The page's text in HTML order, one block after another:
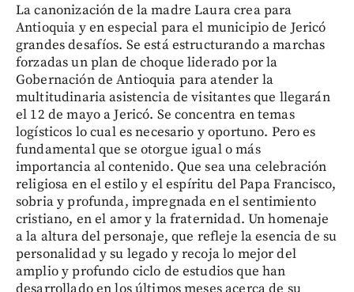
La canonización de la madre Laura crea para
Antioquia y en especial para el municipio de Jericó
grandes desafíos. Se está estructurando a marchas
forzadas un plan de choque liderado por la
Gobernación de Antioquia para atender la
multitudinaria asistencia de visitantes que llegarán
el 12 de mayo a Jericó. Se concentra en temas
logísticos lo cual es necesario y oportuno. Pero es
fundamental que se otorgue igual o más
importancia al contenido. Que sea una celebración
religiosa en el estilo y el espíritu del Papa Francisco,
sobria y profunda, impregnada en el sentimiento
cristiano, en el amor y la fraternidad. Un homenaje
a la altura del personaje, que refleje la esencia de su
personalidad y su legado y recoja lo mejor del
amplio y profundo ciclo de estudios que han
desarrollado en los últimos meses acerca de su